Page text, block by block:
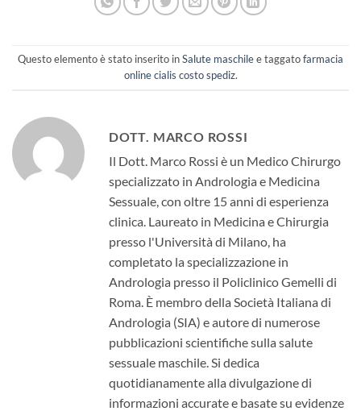
Questo elemento è stato inserito inSalute maschilee taggatofarmacia
online cialis costo spediz.
DOTT. MARCO ROSSI
Il Dott. Marco Rossi è un Medico Chirurgo
specializzato in Andrologia e Medicina
Sessuale, con oltre 15 anni di esperienza
clinica. Laureato in Medicina e Chirurgia
presso l'Università di Milano, ha
completato la specializzazione in
Andrologia presso il Policlinico Gemelli di
Roma. È membro della Società Italiana di
Andrologia (SIA) e autore di numerose
pubblicazioni scientifiche sulla salute
sessuale maschile. Si dedica
quotidianamente alla divulgazione di
informazioni accurate e basate su evidenze